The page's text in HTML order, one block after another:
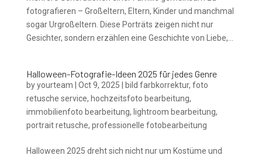
fotografieren – Großeltern, Eltern, Kinder und manchmal
sogar Urgroßeltern. Diese Porträts zeigen nicht nur
Gesichter, sondern erzählen eine Geschichte von Liebe,...
Halloween-Fotografie-Ideen 2025 für jedes Genre
byyourteam Oct 9, 2025 bild farbkorrektur, foto
retusche service, hochzeitsfoto bearbeitung,
immobilienfoto bearbeitung, lightroom bearbeitung,
portrait retusche, professionelle fotobearbeitung
Halloween 2025 dreht sich nicht nur um Kostüme und